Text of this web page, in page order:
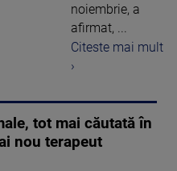
noiembrie, a
afirmat, ...
Citeste mai mult
›
tot mai căutată în
nou terapeut